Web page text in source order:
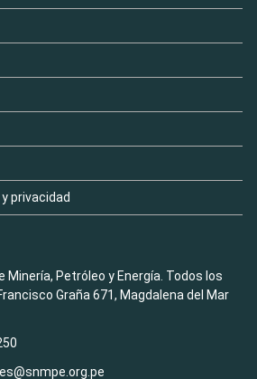
privacidad
Minería, Petróleo y Energía. Todos los
Graña 671, Magdalena del Mar